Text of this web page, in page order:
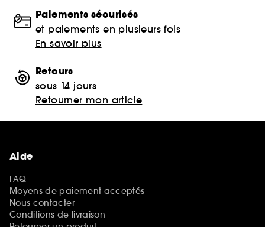
Paiements sécurisés
et paiements en plusieurs fois
En savoir plus
Retours
sous 14 jours
Retourner mon article
Aide
FAQ
Moyens de paiement acceptés
Nous contacter
Conditions de livraison